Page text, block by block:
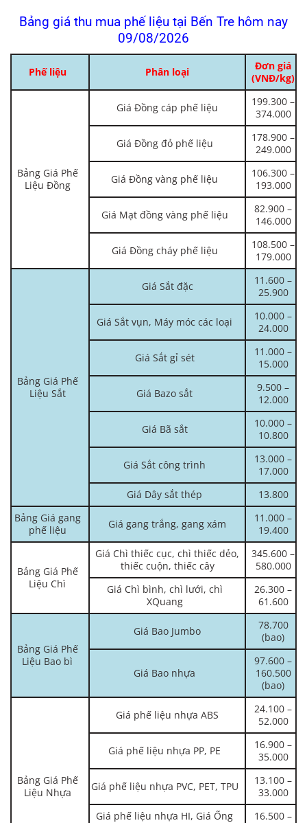
Bảng giá thu mua phế liệu tại Bến Tre hôm nay
09/08/2026
Phế liệu Phân loại
Đơn giá
(VNĐ/kg)
Bảng Giá Phế
Liệu Đồng
Giá Đồng cáp phế liệu
199.300 –
374.000
Giá Đồng đỏ phế liệu
178.900 –
249.000
Giá Đồng vàng phế liệu
106.300 –
193.000
Giá Mạt đồng vàng phế liệu
82.900 –
146.000
Giá Đồng cháy phế liệu
108.500 –
179.000
Bảng Giá Phế
Liệu Sắt
Giá Sắt đặc
11.600 –
25.900
Giá Sắt vụn, Máy móc các loại
10.000 –
24.000
Giá Sắt gỉ sét
11.000 –
15.000
Giá Bazo sắt
9.500 –
12.000
Giá Bã sắt
10.000 –
10.800
Giá Sắt công trình
13.000 –
17.000
Giá Dây sắt thép
13.800
Bảng Giá gang
phế liệu
Giá gang trắng, gang xám
11.000 –
19.400
Bảng Giá Phế
Liệu Chì
Giá Chì thiếc cục, chì thiếc dẻo,
thiếc cuộn, thiếc cây
345.600 –
580.000
Giá Chì bình, chì lưới, chì
XQuang
26.300 –
61.600
Bảng Giá Phế
Liệu Bao bì
Giá Bao Jumbo
78.700
(bao)
Giá Bao nhựa
97.600 –
160.500
(bao)
Bảng Giá Phế
Liệu Nhựa
Giá phế liệu nhựa ABS
24.100 –
52.000
Giá phế liệu nhựa PP, PE
16.900 –
35.000
Giá phế liệu nhựa PVC, PET, TPU
13.100 –
33.000
Giá phế liệu nhựa HI, Giá Ống
16.500 –